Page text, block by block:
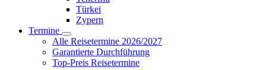
Türkei
Zypern
Termine
Alle Reisetermine 2026/2027
Garantierte Durchführung
Top-Preis Reisetermine